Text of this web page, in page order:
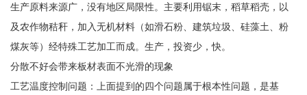
生产原料来源广，没有地区局限性。主要利用锯末，稻草稻壳，以
及农作物秸秆，加入无机材料（如滑石粉、建筑垃圾、硅藻土、粉
煤灰等）经特殊工艺加工而成。生产，投资少，快。
分散不好会带来板材表面不光滑的现象
工艺温度控制问题：上面提到的四个问题属于根本性问题，是基